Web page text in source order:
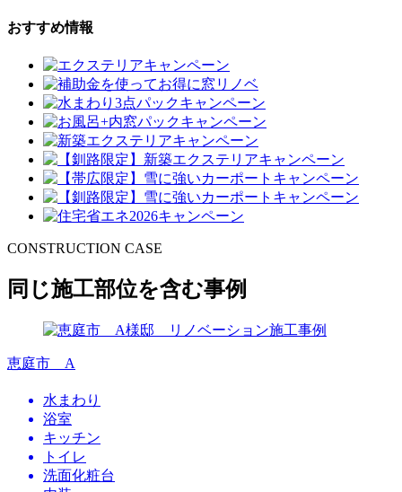
おすすめ情報
CONSTRUCTION CASE
同じ施工部位を含む事例
恵庭市 A
水まわり
浴室
キッチン
トイレ
洗面化粧台